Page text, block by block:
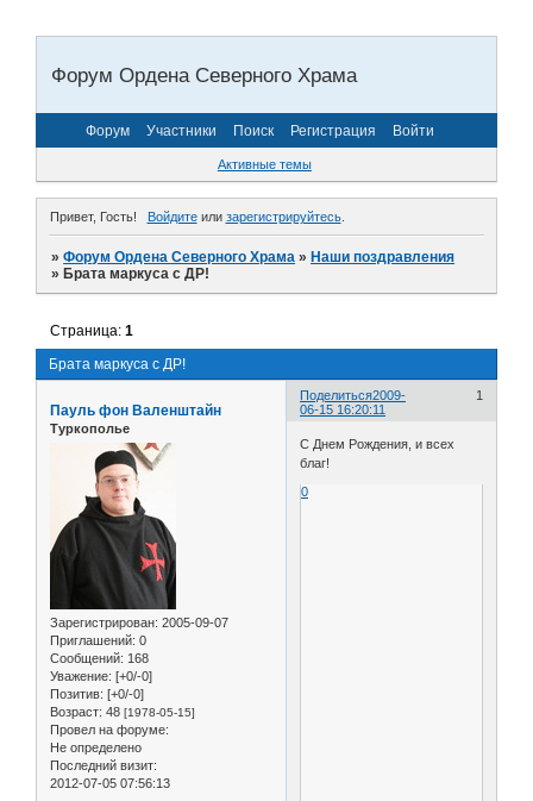
Форум Ордена Северного Храма
Форум Участники Поиск Регистрация Войти
Активные темы
Привет, Гость! Войдитеили зарегистрируйтесь.
»Форум Ордена Северного Храма »Наши поздравления
»Брата маркуса с ДР!
Брата маркуса с ДР!
Страница:1
Поделиться 1
2009-
06-15 16:20:11
Пауль фон Валенштайн
Туркополье
Зарегистрирован: 2005-09-07
Приглашений: 0
Сообщений: 168
Уважение: [+0/-0]
Позитив: [+0/-0]
Возраст: 48 [1978-05-15]
Провел на форуме:
Не определено
Последний визит:
2012-07-05 07:56:13
С Днем Рождения, и всех
благ!
0